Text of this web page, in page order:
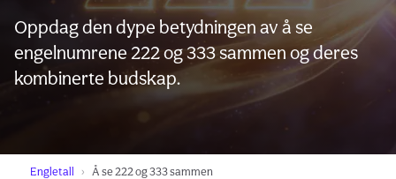
Oppdag den dype betydningen av å se
engelnumrene 222 og 333 sammen og deres
kombinerte budskap.
Engletall Å se 222 og 333 sammen